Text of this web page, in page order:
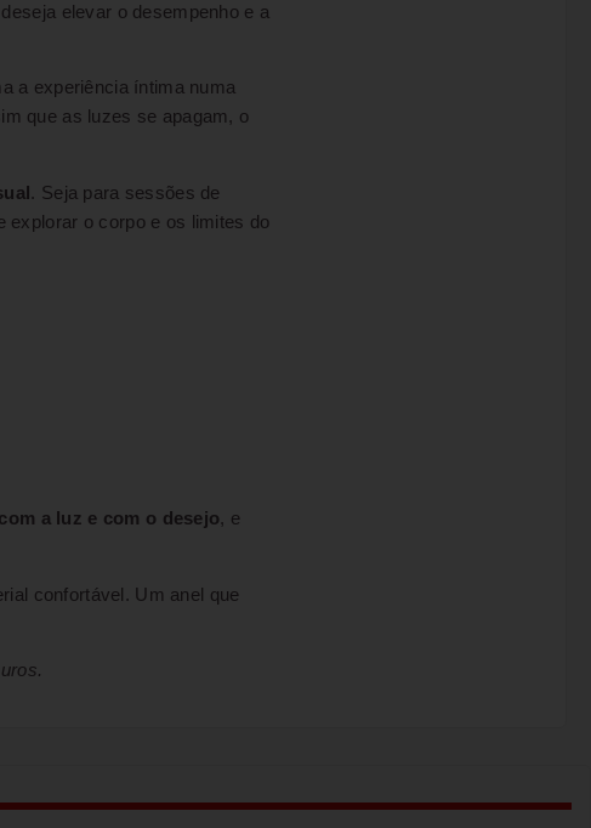
elevar o desempenho e a
a experiência íntima numa
que as luzes se apagam, o
. Seja para sessões de
explorar o corpo e os limites do
a luz e com o desejo, e
confortável. Um anel que